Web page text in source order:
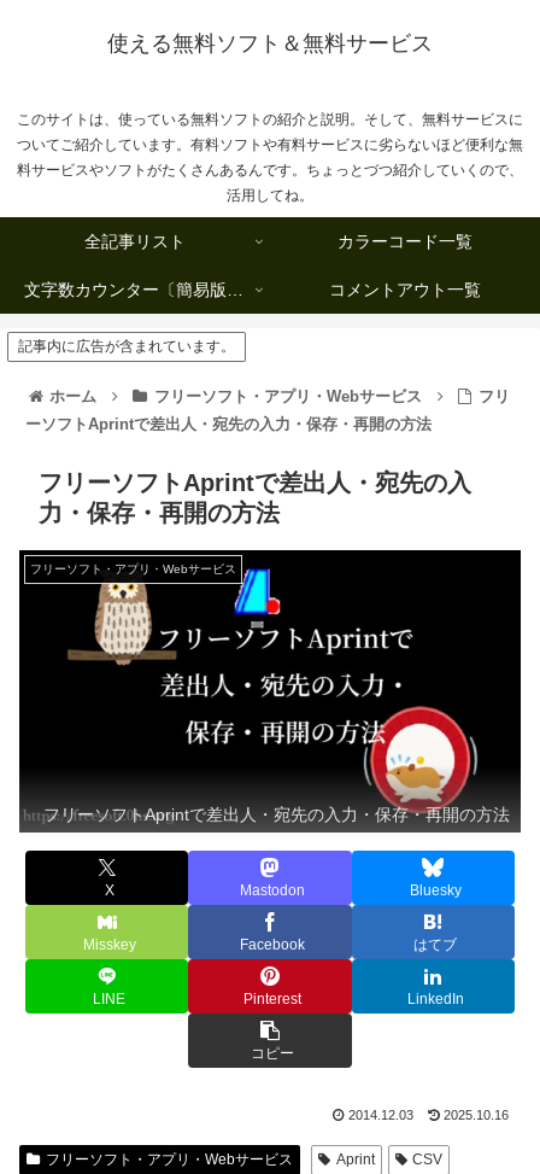
使える無料ソフト＆無料サービス
このサイトは、使っている無料ソフトの紹介と説明。そして、無料サービスに
ついてご紹介しています。有料ソフトや有料サービスに劣らないほど便利な無
料サービスやソフトがたくさんあるんです。ちょっとづつ紹介していくので、
活用してね。
全記事リスト カラーコード一覧
文字数カウンター〔簡易版複数行タイプ〕 コメントアウト一覧
記事内に広告が含まれています。
ホーム フリーソフト・アプリ・Webサービス
フリ
ーソフトAprintで差出人・宛先の入力・保存・再開の方法
フリーソフトAprintで差出人・宛先の入
力・保存・再開の方法
フリーソフト・アプリ・Webサービス
フリーソフトAprintで差出人・宛先の入力・保存・再開の方法
X Mastodon Bluesky
Misskey Facebook はてブ
LINE Pinterest LinkedIn
コピー
2014.12.03 2025.10.16
フリーソフト・アプリ・Webサービス Aprint
CSV